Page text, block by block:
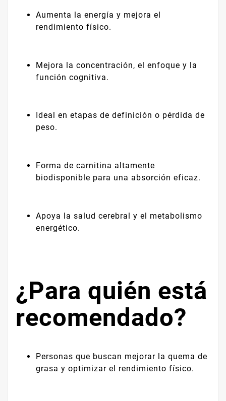
Aumenta la energía y mejora el
rendimiento físico.
Mejora la concentración, el enfoque y la
función cognitiva.
Ideal en etapas de definición o pérdida de
peso.
Forma de carnitina altamente
biodisponible para una absorción eficaz.
Apoya la salud cerebral y el metabolismo
energético.
¿Para quién está
recomendado?
Personas que buscan mejorar la quema de
grasa y optimizar el rendimiento físico.